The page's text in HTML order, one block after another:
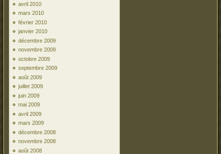
avril 2010
mars 2010
février 2010
janvier 2010
décembre 2009
novembre 2009
octobre 2009
septembre 2009
août 2009
juillet 2009
juin 2009
mai 2009
avril 2009
mars 2009
décembre 2008
novembre 2008
août 2008